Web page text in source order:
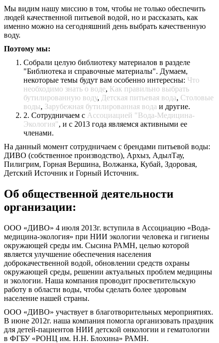
Мы видим нашу миссию в том, чтобы не только обеспечить
людей качественной питьевой водой, но и рассказать, как
именно можно на сегодняшний день выбрать качественную
воду.
Поэтому мы:
Собрали целую библиотеку материалов в разделе
"Библиотека и справочные материалы". Думаем,
некоторые темы будут вам особенно интересны: Что
необходимо знать о воде, Как правильно выбрать
бутилированную воду, Детская питьевая вода, Столовые
воды, Зарубежная бутилированная вода и другие.
2. Сотрудничаем с Ассоциацией "Вода-Медицина-
Экология", и с 2013 года являемся активными ее
членами.
На данный момент сотрудничаем с брендами питьевой воды:
ДИВО (собственное производство), Архыз, АдылТау,
Пилигрим, Горная Вершина, Волжанка, Кубай, Здоровая,
Детский Источник и Горный Источник.
Об общественной деятельности
организации:
ООО «ДИВО» 4 июля 2013г. вступила в Ассоциацию «Вода-
медицина-экология» при НИИ экологии человека и гигиены
окружающей среды им. Сысина РАМН, целью которой
является улучшение обеспечения населения
доброкачественной водой, обновлении средств охраны
окружающей среды, решении актуальных проблем медицины
и экологии. Наша компания проводит просветительскую
работу в области воды, чтобы сделать более здоровым
население нашей страны.
ООО «ДИВО» участвует в благотворительных мероприятиях.
В июне 2012г. наша компания помогла организовать праздник
для детей-пациентов НИИ детской онкологии и гематологии
в ФГБУ «РОНЦ им. Н.Н. Блохина» РАМН.